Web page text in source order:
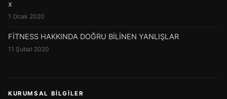
x
1 Ocak 2020
FİTNESS HAKKINDA DOĞRU BİLİNEN YANLIŞLAR
11 Şubat 2020
KURUMSAL BILGILER